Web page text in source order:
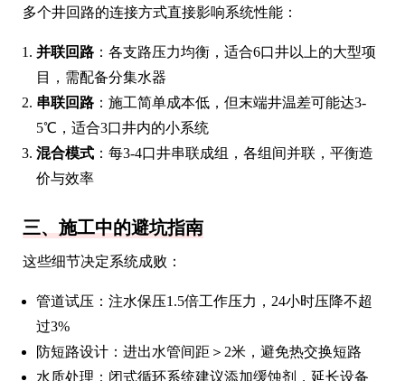
多个井回路的连接方式直接影响系统性能：
并联回路 ：各支路压力均衡，适合6口井以上的大型项
目，需配备分集水器
串联回路 ：施工简单成本低，但末端井温差可能达3-
5℃，适合3口井内的小系统
混合模式 ：每3-4口井串联成组，各组间并联，平衡造
价与效率
三、施工中的避坑指南
这些细节决定系统成败：
管道试压：注水保压1.5倍工作压力，24小时压降不超
过3%
防短路设计：进出水管间距＞2米，避免热交换短路
水质处理：闭式循环系统建议添加缓蚀剂，延长设备